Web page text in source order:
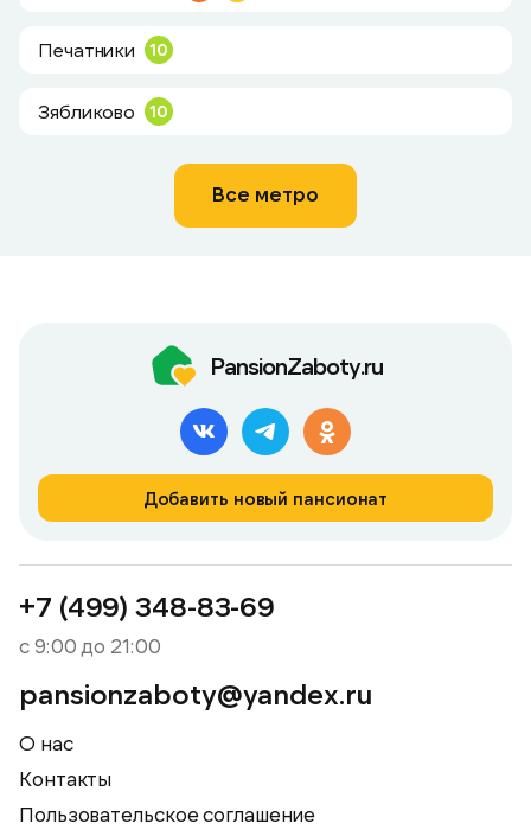
Печатники 10
Зябликово 10
Все метро
PansionZaboty.ru
Добавить новый пансионат
+7 (499) 348-83-69
с 9:00 до 21:00
pansionzaboty@yandex.ru
О нас
Контакты
Пользовательское соглашение